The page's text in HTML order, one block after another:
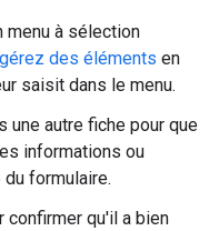
menu à sélection
des éléments en
saisit dans le menu.
une autre fiche pour que
informations ou
formulaire.
confirmer qu'il a bien